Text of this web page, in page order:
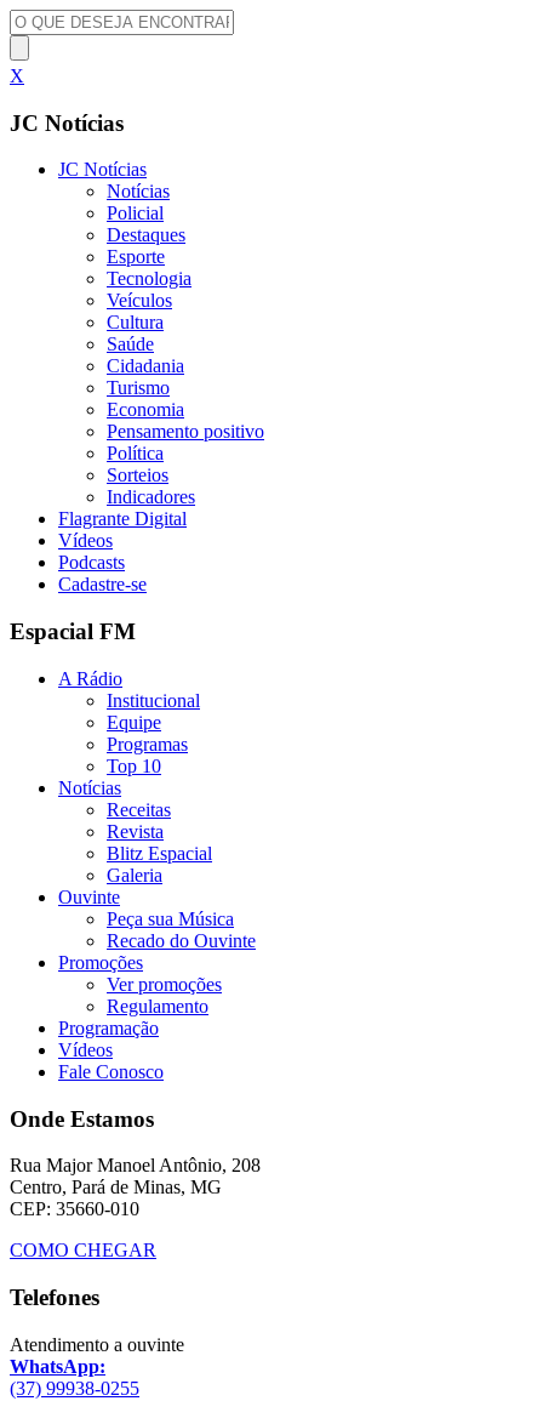
X
JC Notícias
JC Notícias
Notícias
Policial
Destaques
Esporte
Tecnologia
Veículos
Cultura
Saúde
Cidadania
Turismo
Economia
Pensamento positivo
Política
Sorteios
Indicadores
Flagrante Digital
Vídeos
Podcasts
Cadastre-se
Espacial FM
A Rádio
Institucional
Equipe
Programas
Top 10
Notícias
Receitas
Revista
Blitz Espacial
Galeria
Ouvinte
Peça sua Música
Recado do Ouvinte
Promoções
Ver promoções
Regulamento
Programação
Vídeos
Fale Conosco
Onde Estamos
Rua Major Manoel Antônio, 208
Centro, Pará de Minas, MG
CEP: 35660-010
COMO CHEGAR
Telefones
Atendimento a ouvinte
WhatsApp:
(37) 99938-0255